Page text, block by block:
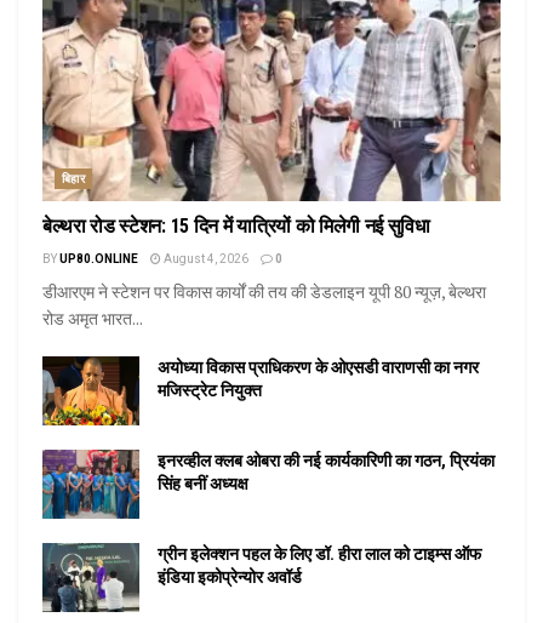
बिहार
बेल्थरा रोड स्टेशन: 15 दिन में यात्रियों को मिलेगी नई सुविधा
BYUP80.ONLINE August 4, 2026 0
डीआरएम ने स्टेशन पर विकास कार्यों की तय की डेडलाइन यूपी 80 न्यूज़, बेल्थरा
रोड अमृत भारत...
अयोध्या विकास प्राधिकरण के ओएसडी वाराणसी का नगर
मजिस्ट्रेट नियुक्त
इनरव्हील क्लब ओबरा की नई कार्यकारिणी का गठन, प्रियंका
सिंह बनीं अध्यक्ष
ग्रीन इलेक्शन पहल के लिए डॉ. हीरा लाल को टाइम्स ऑफ
इंडिया इकोप्रेन्योर अवॉर्ड